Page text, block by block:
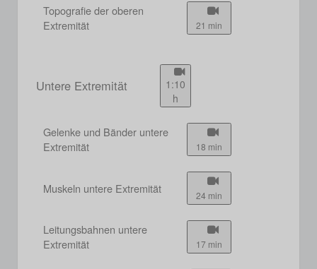
Topografie der oberen
Extremität
21 min
Untere Extremität
1:10
h
Gelenke und Bänder untere
Extremität
18 min
Muskeln untere Extremität 24 min
Leitungsbahnen untere
Extremität
17 min